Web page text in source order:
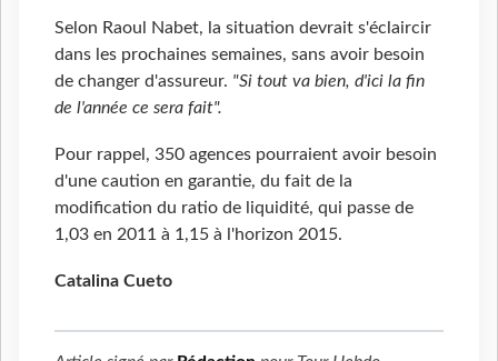
Selon Raoul Nabet, la situation devrait s'éclaircir
dans les prochaines semaines, sans avoir besoin
de changer d'assureur. "Si tout va bien, d'ici la fin
de l'année ce sera fait".
Pour rappel, 350 agences pourraient avoir besoin
d'une caution en garantie, du fait de la
modification du ratio de liquidité, qui passe de
1,03 en 2011 à 1,15 à l'horizon 2015.
Catalina Cueto